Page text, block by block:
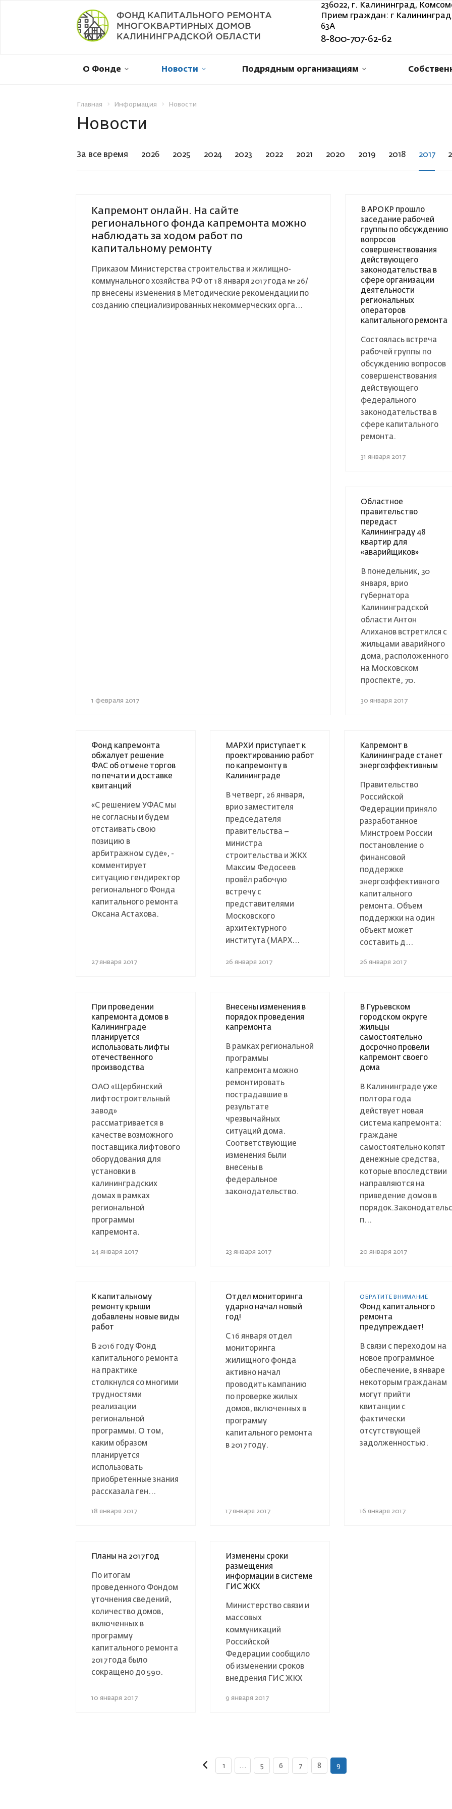
236022, г. Калининград,
Прием граждан: г
63А
8-800-707-62-62
О Фонде Новости Подрядным организациям
Главная Информация Новости
Новости
За все время 2026 2025 2024 2023 2022 2021 2020 2019 2018 2017
Капремонт онлайн. На сайте
регионального фонда капремонта можно
наблюдать за ходом работ по
капитальному ремонту
Приказом Министерства строительства и жилищно-
коммунального хозяйства РФ от 18 января 2017 года № 26/
пр внесены изменения в Методические рекомендации по
созданию специализированных некоммерческих орга...
1 февраля 2017
В АРОКР прошло
заседание рабочей
группы по обсуждению
вопросов
совершенствования
действующего
законодательства в
сфере организации
деятельности
региональных
операторов
капитального ремонта
Состоялась встреча
рабочей группы по
обсуждению вопросов
совершенствования
действующего
федерального
законодательства в
сфере капитального
ремонта.
31 января 2017
Областное
правительство
передаст
Калининграду 48
квартир для
«аварийщиков»
В понедельник, 30
января, врио
губернатора
Калининградской
области Антон
Алиханов встретился с
жильцами аварийного
дома, расположенного
на Московском
проспекте, 70.
30 января 2017
Фонд капремонта
обжалует решение
ФАС об отмене торгов
по печати и доставке
квитанций
«С решением УФАС мы
не согласны и будем
отстаивать свою
позицию в
арбитражном суде», -
комментирует
ситуацию гендиректор
регионального Фонда
капитального ремонта
Оксана Астахова.
27 января 2017
МАРХИ приступает к
проектированию работ
по капремонту в
Калининграде
В четверг, 26 января,
врио заместителя
председателя
правительства –
министра
строительства и ЖКХ
Максим Федосеев
провёл рабочую
встречу с
представителями
Московского
архитектурного
института (МАРХ...
26 января 2017
Капремонт в
Калининграде станет
энергоэффективным
Правительство
Российской
Федерации приняло
разработанное
Минстроем России
постановление о
финансовой
поддержке
энергоэффективного
капитального
ремонта. Объем
поддержки на один
объект может
составить д...
26 января 2017
При проведении
капремонта домов в
Калининграде
планируется
использовать лифты
отечественного
производства
ОАО «Щербинский
лифтостроительный
завод»
рассматривается в
качестве возможного
поставщика лифтового
оборудования для
установки в
калининградских
домах в рамках
региональной
программы
капремонта.
24 января 2017
Внесены изменения в
порядок проведения
капремонта
В рамках региональной
программы
капремонта можно
ремонтировать
пострадавшие в
результате
чрезвычайных
ситуаций дома.
Соответствующие
изменения были
внесены в
федеральное
законодательство.
23 января 2017
В Гурьевском
городском округе
жильцы
самостоятельно
досрочно провели
капремонт своего
дома
В Калининграде уже
полтора года
действует новая
система капремонта:
граждане
самостоятельно копят
денежные средства,
которые впоследствии
направляются на
приведение домов в
п...
20 января 2017
К капитальному
ремонту крыши
добавлены новые виды
работ
В 2016 году Фонд
капитального ремонта
на практике
столкнулся со многими
трудностями
реализации
региональной
программы. О том,
каким образом
планируется
использовать
приобретенные знания
рассказала ген...
18 января 2017
Отдел мониторинга
ударно начал новый
год!
С 16 января отдел
мониторинга
жилищного фонда
активно начал
проводить кампанию
по проверке жилых
домов, включенных в
программу
капитального ремонта
в 2017 году.
17 января 2017
ОБРАТИТЕ ВНИМАНИЕ
Фонд капитального
ремонта
предупреждает!
В связи с переходом на
новое программное
обеспечение, в январе
некоторым гражданам
могут прийти
квитанции с
фактически
отсутствующей
задолженностью.
16 января 2017
Планы на 2017 год
По итогам
проведенного Фондом
уточнения сведений,
количество домов,
включенных в
программу
капитального ремонта
2017 года было
сокращено до 590.
10 января 2017
Изменены сроки
размещения
информации в системе
ГИС ЖКХ
Министерство связи и
массовых
коммуникаций
Российской
Федерации сообщило
об изменении сроков
внедрения ГИС ЖКХ
9 января 2017
1 ... 5 6 7 8 9